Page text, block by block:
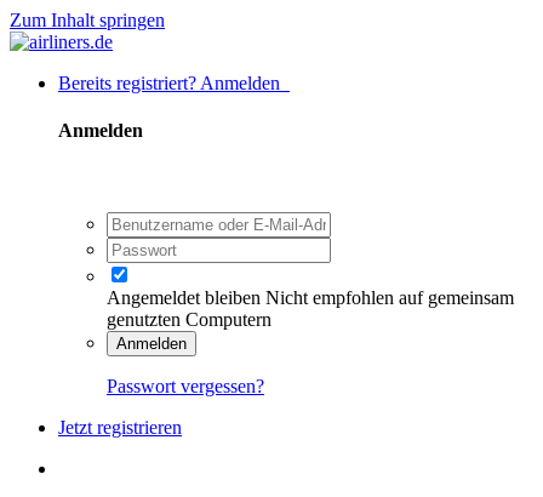
Zum Inhalt springen
Bereits registriert? Anmelden
Anmelden
Angemeldet bleiben Nicht empfohlen auf gemeinsam
genutzten Computern
Anmelden
Passwort vergessen?
Jetzt registrieren